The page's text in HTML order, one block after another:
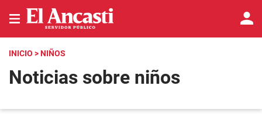
INICIO > NIÑOS
Noticias sobre niños